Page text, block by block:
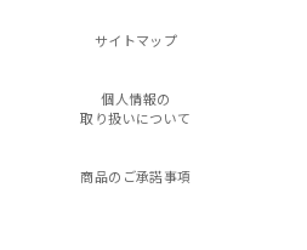
サイトマップ
個人情報の
取り扱いについて
商品のご承諾事項